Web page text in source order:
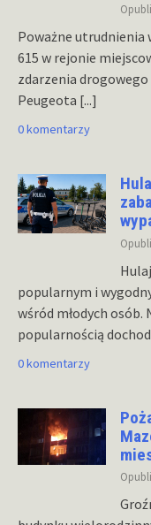
Poważne utrudnienia
615 w rejonie
zdarzenia drogowego
Peugeota [...]
0 komentarzy
popularnym i
wśród młodych
popularnością
0 komentarzy